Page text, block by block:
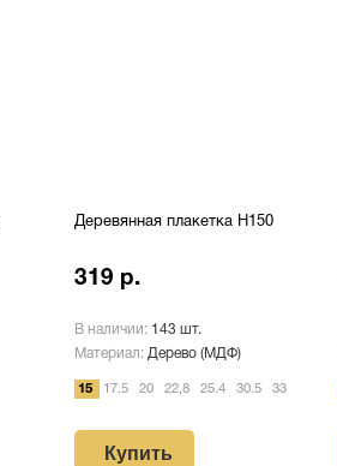
Деревянная плакетка H150
319 р.
В наличии: 143 шт.
Материал: Дерево (МДФ)
15 17.5 20 22,8 25.4 30.5 33
Купить